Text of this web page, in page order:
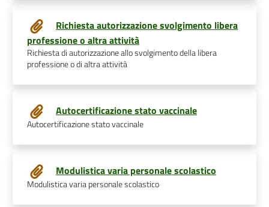
Richiesta autorizzazione svolgimento libera
professione o altra attività
Richiesta di autorizzazione allo svolgimento della libera
professione o di altra attività
Autocertificazione stato vaccinale
Autocertificazione stato vaccinale
Modulistica varia personale scolastico
Modulistica varia personale scolastico